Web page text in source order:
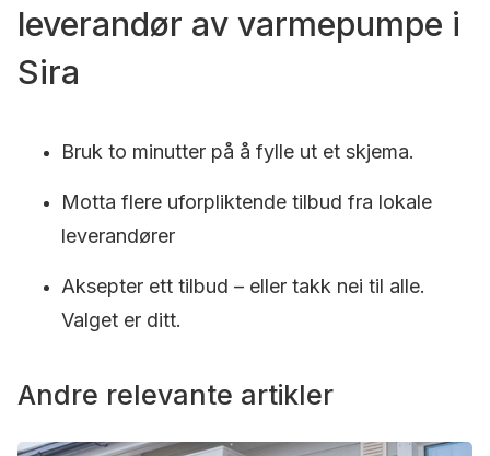
leverandør av varmepumpe i
Sira
Bruk to minutter på å fylle ut et skjema.
Motta flere uforpliktende tilbud fra lokale
leverandører
Aksepter ett tilbud – eller takk nei til alle.
Valget er ditt.
Andre relevante artikler